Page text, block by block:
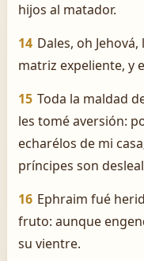
hijos al matador.
14 Dales, oh
matriz expeliente, y
15 Toda la maldad
les tomé aversión:
echarélos de mi
príncipes son
16 Ephraim fué
fruto: aunque
su vientre.